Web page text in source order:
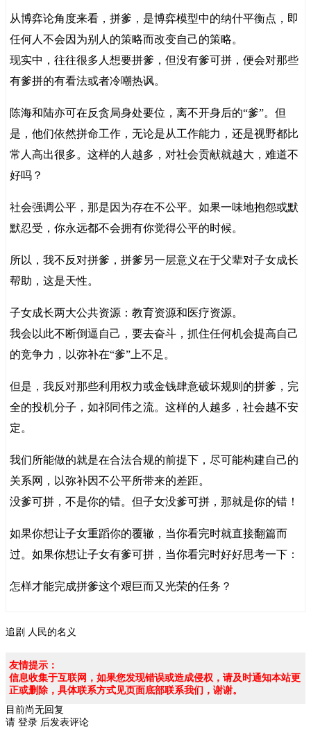
从博弈论角度来看，拼爹，是博弈模型中的纳什平衡点，即
任何人不会因为别人的策略而改变自己的策略。
现实中，往往很多人想要拼爹，但没有爹可拼，便会对那些
有爹拼的有看法或者冷嘲热讽。
陈海和陆亦可在反贪局身处要位，离不开身后的“爹”。但
是，他们依然拼命工作，无论是从工作能力，还是视野都比
常人高出很多。这样的人越多，对社会贡献就越大，难道不
好吗？
社会强调公平，那是因为存在不公平。如果一味地抱怨或默
默忍受，你永远都不会拥有你觉得公平的时候。
所以，我不反对拼爹，拼爹另一层意义在于父辈对子女成长
帮助，这是天性。
子女成长两大公共资源：教育资源和医疗资源。
我会以此不断倒逼自己，要去奋斗，抓住任何机会提高自己
的竞争力，以弥补在“爹”上不足。
但是，我反对那些利用权力或金钱肆意破坏规则的拼爹，完
全的投机分子，如祁同伟之流。这样的人越多，社会越不安
定。
我们所能做的就是在合法合规的前提下，尽可能构建自己的
关系网，以弥补因不公平所带来的差距。
没爹可拼，不是你的错。但子女没爹可拼，那就是你的错！
如果你想让子女重蹈你的覆辙，当你看完时就直接翻篇而
过。如果你想让子女有爹可拼，当你看完时好好思考一下：
怎样才能完成拼爹这个艰巨而又光荣的任务？
追剧 人民的名义
友情提示：
信息收集于互联网，如果您发现错误或造成侵权，请及时通知本站更
正或删除，具体联系方式见页面底部联系我们，谢谢。
目前尚无回复
请 登录 后发表评论